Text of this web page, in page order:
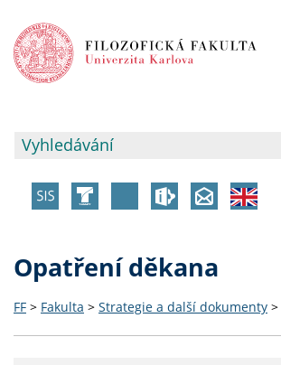
Opatření děkana
FF > Fakulta > Strategie a další dokumenty >